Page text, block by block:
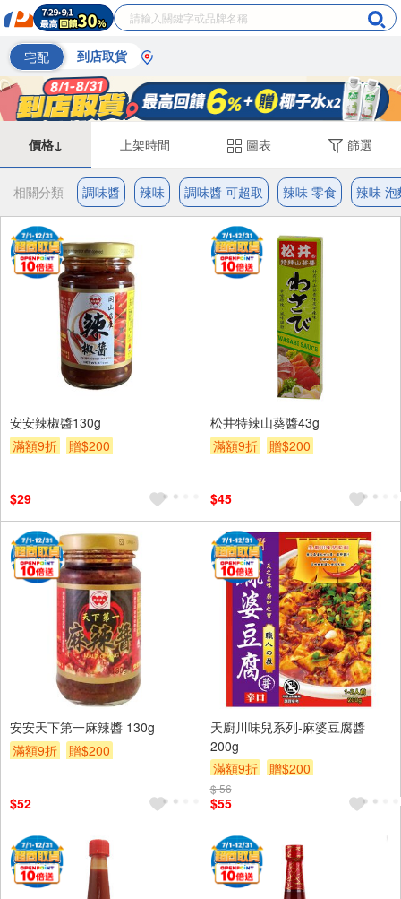
宅配 到店取貨
價格↓ 上架時間 圖表 篩選
相關分類 調味醬 辣味 調味醬 可超取 辣味 零食 辣味 泡
安安辣椒醬130g
滿額9折
贈$200
$29
松井特辣山葵醬43g
滿額9折
贈$200
$45
安安天下第一麻辣醬 130g
滿額9折
贈$200
$52
天廚川味兒系列-麻婆豆腐醬
200g
滿額9折
贈$200
$ 56
$55